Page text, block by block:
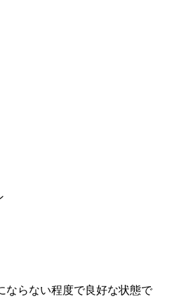
ならない程度で良好な状態で